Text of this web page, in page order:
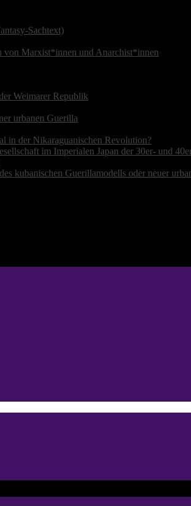
Sachtext)
von Marxist*innen und Anarchist*innen
Weimarer Republik
urbanen Guerilla
in der Nikaraguanischen Revolution?
im Imperialen Japan der 30er- und
kubanischen Guerillamodells oder neuer